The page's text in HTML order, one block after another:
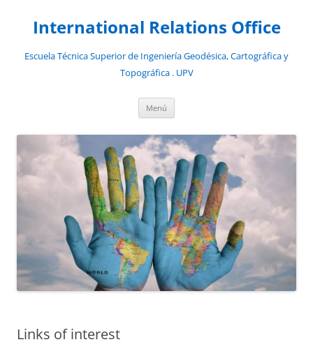
contenido
International Relations Office
Escuela Técnica Superior de Ingeniería Geodésica, Cartográfica y
Topográfica . UPV
Menú
Links of interest